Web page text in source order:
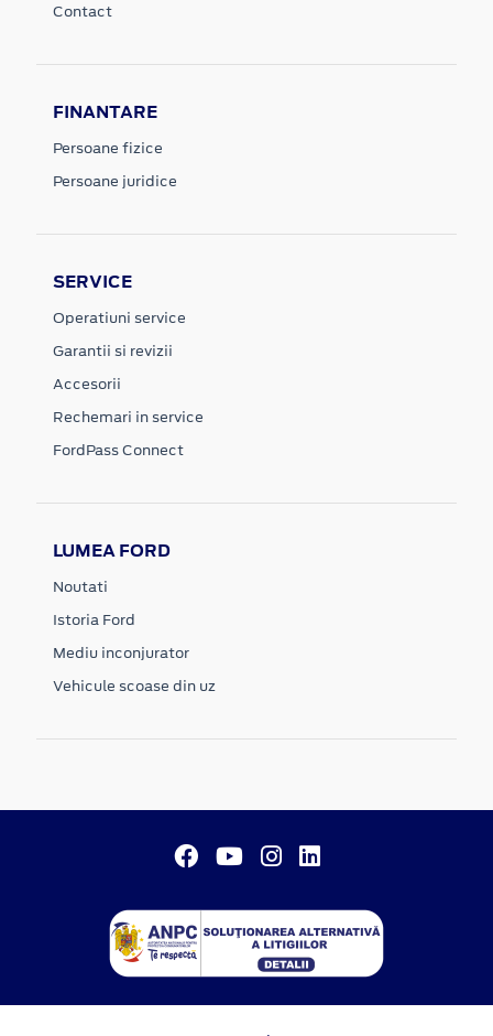
Contact
FINANTARE
Persoane fizice
Persoane juridice
SERVICE
Operatiuni service
Garantii si revizii
Accesorii
Rechemari in service
FordPass Connect
LUMEA FORD
Noutati
Istoria Ford
Mediu inconjurator
Vehicule scoase din uz